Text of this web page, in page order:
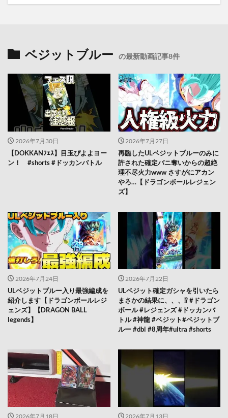
ベジットブルー の最新動画記事8件
2026年7月30日
【DOKKANﾌｪｽ】目玉ぴよよヨー
ン！ #shorts #ドッカンバトル
2026年7月27日
再臨したULベジットブルーのみに
許された確定バニ奪いからの超絶
理不尽火力www さすがにアカン
やろ…【ドラゴンボールレジェン
ズ】
2026年7月24日
ULベジットブルー入り最強編成を
紹介します【ドラゴンボールレジ
ェンズ】【DRAGON BALL
legends】
2026年7月22日
ULベジット確定ガシャを引いたら
まさかの結果に、、、⁉️ #ドラゴン
ボール #レジェンズ #ドッカンバ
トル #神龍 #ベジット#ベジットブ
ルー #dbl #8周年#ultra #shorts
2026年7月18日 2026年7月13日